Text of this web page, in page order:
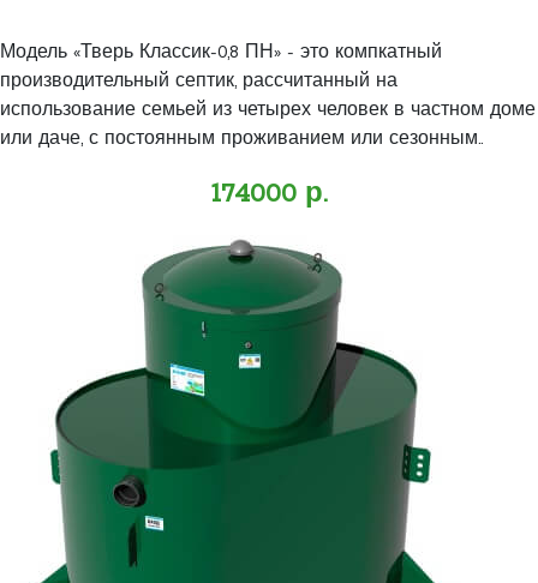
Модель «Тверь Классик-0,8 ПН» - это компкатный
производительный септик, рассчитанный на
использование семьей из четырех человек в частном доме
или даче, с постоянным проживанием или сезонным..
174000 р.